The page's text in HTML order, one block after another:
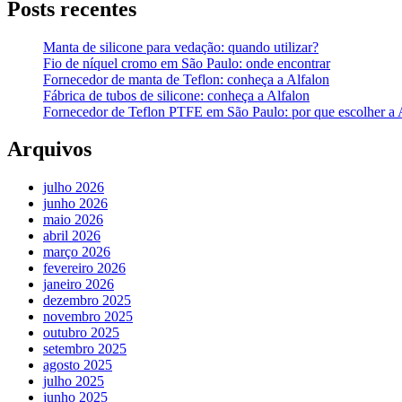
Posts recentes
Manta de silicone para vedação: quando utilizar?
Fio de níquel cromo em São Paulo: onde encontrar
Fornecedor de manta de Teflon: conheça a Alfalon
Fábrica de tubos de silicone: conheça a Alfalon
Fornecedor de Teflon PTFE em São Paulo: por que escolher a
Arquivos
julho 2026
junho 2026
maio 2026
abril 2026
março 2026
fevereiro 2026
janeiro 2026
dezembro 2025
novembro 2025
outubro 2025
setembro 2025
agosto 2025
julho 2025
junho 2025